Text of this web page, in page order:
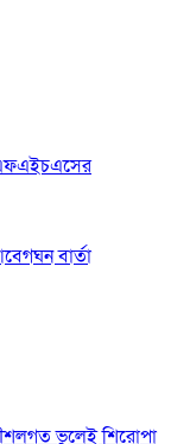
বার্তা
ভুলেই শিরোপা